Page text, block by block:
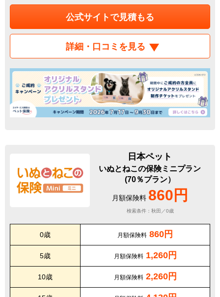
公式サイトで見積もる
詳細・口コミを見る
日本ペット
いぬとねこの保険ミニプラン
(70％プラン）
月額保険料 860円
検索条件：秋田／0歳
0歳 月額保険料 860円
5歳 月額保険料 1,260円
10歳 月額保険料 2,260円